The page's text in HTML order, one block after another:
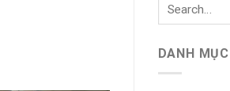
DANH MỤC